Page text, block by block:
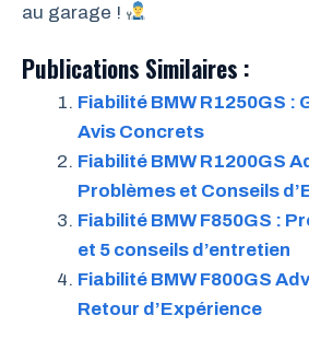
au garage !
Publications Similaires :
Fiabilité BMW R1250GS :
Avis Concrets
Fiabilité BMW R1200GS
Problèmes et Conseils
Fiabilité BMW F850GS :
et 5 conseils d’entretien
Fiabilité BMW F800GS
Retour d’Expérience